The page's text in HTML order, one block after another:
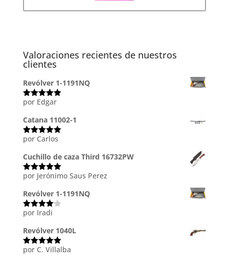
Valoraciones recientes de nuestros
clientes
Revólver 1-1191NQ
Valorado
por Edgar
Catana 11002-1
Valorado
por Carlos
Cuchillo de caza Third 16732PW
Valorado
por Jerónimo Saus Perez
Revólver 1-1191NQ
Valorado
5
por Iradi
Revólver 1040L
Valorado
por C. Villalba